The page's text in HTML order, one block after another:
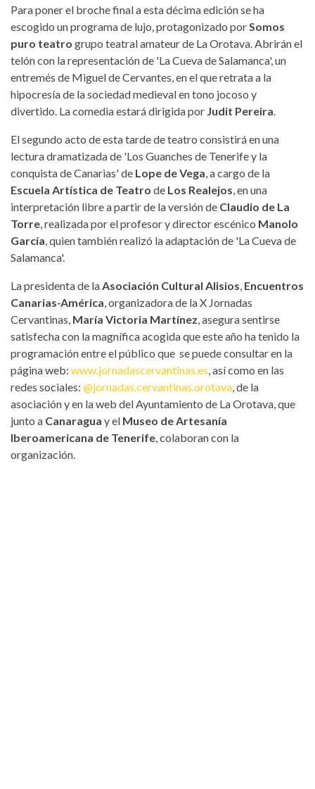
Para poner el broche final a esta décima edición se ha
escogido un programa de lujo, protagonizado porSomos
puro teatro grupo teatral amateur de La Orotava. Abrirán el
telón con la representación de 'La Cueva de Salamanca', un
entremés de Miguel de Cervantes, en el que retrata a la
hipocresía de la sociedad medieval en tono jocoso y
divertido. La comedia estará dirigida por Judit Pereira.
El segundo acto de esta tarde de teatro consistirá en una
lectura dramatizada de 'Los Guanches de Tenerife y la
conquista de Canarias' de Lope de Vega, a cargo de la
Escuela Artística de Teatro de Los Realejos, en una
interpretación libre a partir de la versión de Claudio de La
Torre, realizada por el profesor y director escénico Manolo
García, quien también realizó la adaptación de 'La Cueva de
Salamanca'.
La presidenta de laAsociación Cultural Alisios, Encuentros
Canarias-América, organizadora de la X Jornadas
Cervantinas, María Victoria Martínez, asegura sentirse
satisfecha con la magnífica acogida que este año ha tenido la
programación entre el público que se puede consultar en la
página web: www.jornadascervantinas.es, así como en las
redes sociales: @jornadas.cervantinas.orotava, de la
asociación y en la web del Ayuntamiento de La Orotava, que
junto a Canaragua y el Museo de Artesanía
Iberoamericana de Tenerife, colaboran con la
organización.